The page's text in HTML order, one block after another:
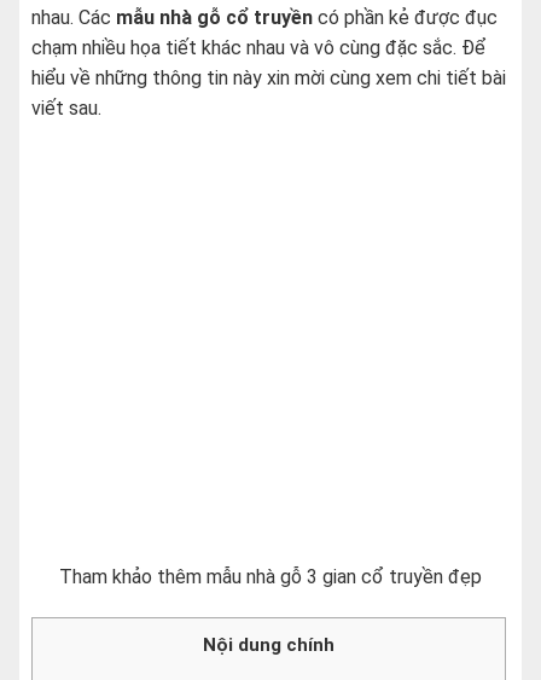
nhau. Các mẫu nhà gỗ cổ truyền có phần kẻ được đục
chạm nhiều họa tiết khác nhau và vô cùng đặc sắc. Để
hiểu về những thông tin này xin mời cùng xem chi tiết bài
viết sau.
Tham khảo thêm mẫu nhà gỗ 3 gian cổ truyền đẹp
Nội dung chính